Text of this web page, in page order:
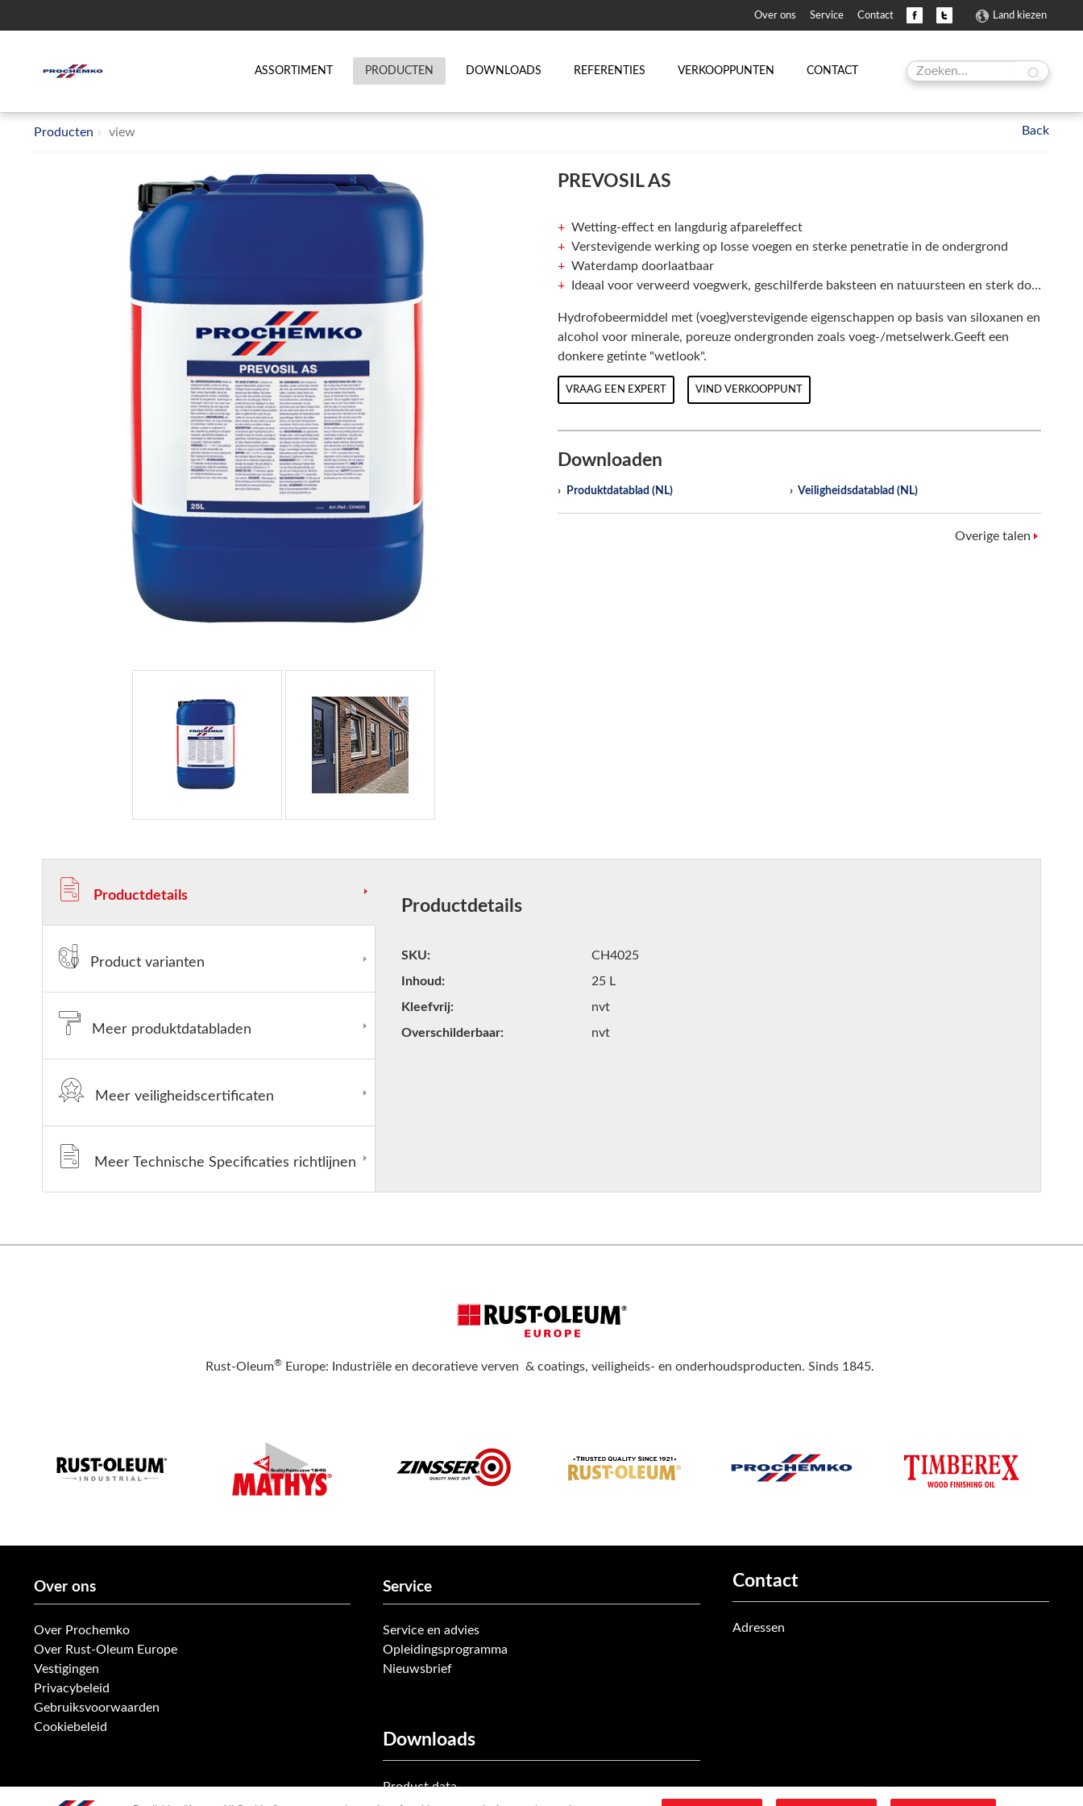
Land kiezen
Over ons Service Contact
ASSORTIMENT PRODUCTEN DOWNLOADS REFERENTIES VERKOOPPUNTEN CONTACT
Producten view
PREVOSIL AS
Wetting-effect en langdurig afpareleffect
Verstevigende werking op losse voegen en sterke penetratie in de ondergrond
Waterdamp doorlaatbaar
Ideaal voor verweerd voegwerk, geschilferde baksteen en natuursteen en sterk doorslaand muurwerk
Hydrofobeermiddel met (voeg)verstevigende eigenschappen op basis van siloxanen en
alcohol voor minerale, poreuze ondergronden zoals voeg-/metselwerk.Geeft een
donkere getinte "wetlook".
VRAAG EEN EXPERT VIND VERKOOPPUNT
Downloaden
Produktdatablad (NL) Veiligheidsdatablad (NL)
Overige talen
Productdetails
Product varianten
Meer produktdatabladen
Meer veiligheidscertificaten
Meer Technische Specificaties richtlijnen
Productdetails
SKU
CH4025
Inhoud
25 L
Kleefvrij
nvt
Overschilderbaar
nvt
Rust-Oleum® Europe: Industriële en decoratieve verven & coatings, veiligheids- en onderhoudsproducten. Sinds 1845.
Over ons
Over Prochemko
Over Rust-Oleum Europe
Vestigingen
Privacybeleid
Gebruiksvoorwaarden
Cookiebeleid
Service
Service en advies
Opleidingsprogramma
Nieuwsbrief
Downloads
Product data
Contact
Adressen